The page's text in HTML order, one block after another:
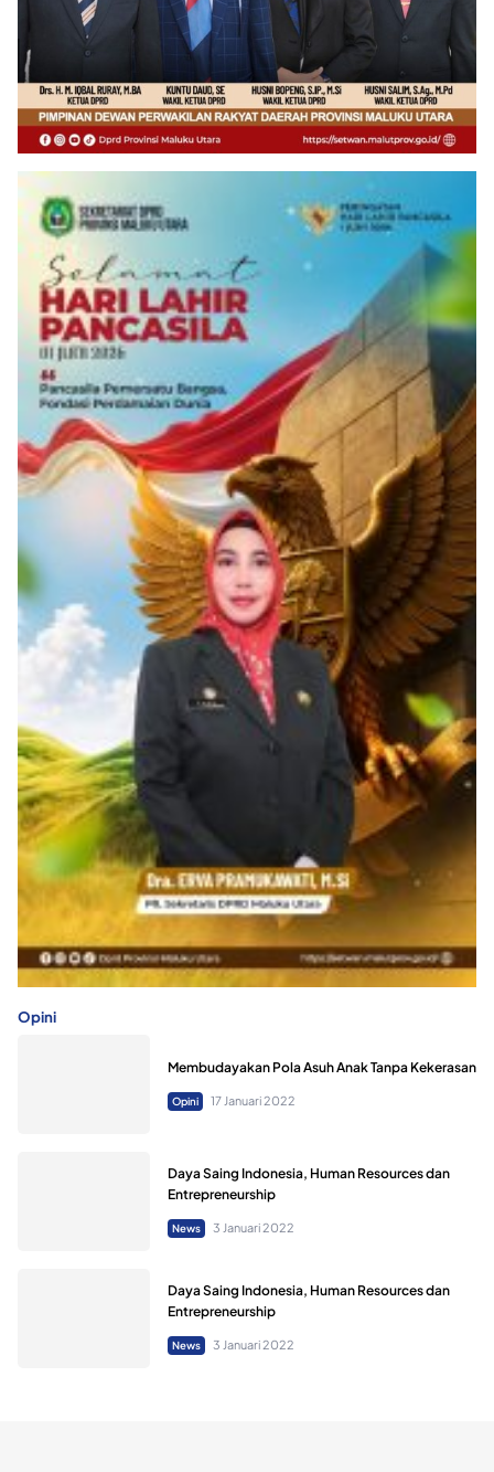
Opini
Membudayakan Pola Asuh Anak Tanpa Kekerasan
Opini 17 Januari 2022
Daya Saing Indonesia, Human Resources dan
Entrepreneurship
News 3 Januari 2022
Daya Saing Indonesia, Human Resources dan
Entrepreneurship
News 3 Januari 2022